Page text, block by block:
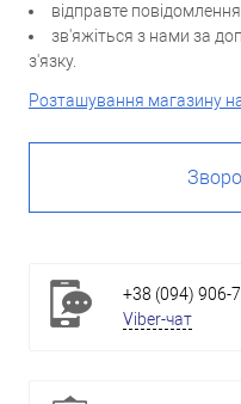
відправте
зв'яжіться з нами за
з'язку.
Розташування магазину
+38 (094) 906-
Viber-чат